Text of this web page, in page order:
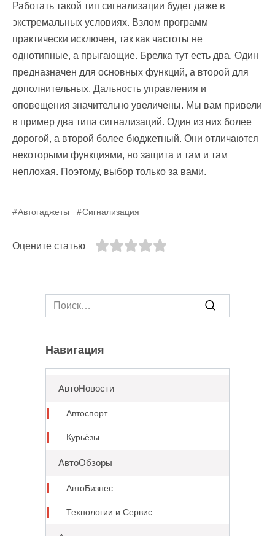
Работать такой тип сигнализации будет даже в
экстремальных условиях. Взлом программ
практически исключен, так как частоты не
однотипные, а прыгающие. Брелка тут есть два. Один
предназначен для основных функций, а второй для
дополнительных. Дальность управления и
оповещения значительно увеличены. Мы вам привели
в пример два типа сигнализаций. Один из них более
дорогой, а второй более бюджетный. Они отличаются
некоторыми функциями, но защита и там и там
неплохая. Поэтому, выбор только за вами.
Автогаджеты Сигнализация
Оцените статью
Search
for:
Навигация
АвтоНовости
Автоспорт
Курьёзы
АвтоОбзоры
АвтоБизнес
Технологии и Сервис